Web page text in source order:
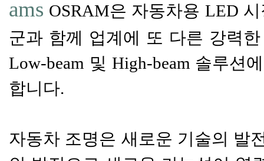
ams OSRAM은 자동차용 LED
군과 함께 업계에 또 다른 강력
Low-beam 및 High-beam 솔루션
합니다.
자동차 조명은 새로운 기술의 발